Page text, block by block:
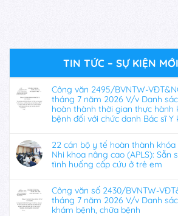
TIN TỨC – SỰ KIỆN
Công văn 2495/BVNTW-
tháng 7 năm 2026 V/v Danh
hoàn thành thời gian thực hành
bệnh đối với chức danh Bác sĩ Y
22 cán bộ y tế hoàn thành khóa
Nhi khoa nâng cao (APLS): Sẵn
tình huống cấp cứu ở trẻ em
Công văn số 2430/BVNTW-
tháng 7 năm 2026 V/v Danh
khám bệnh, chữa bệnh